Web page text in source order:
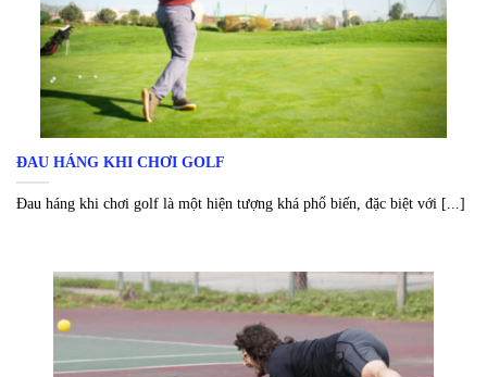
ĐAU HÁNG KHI CHƠI GOLF
Đau háng khi chơi golf là một hiện tượng khá phổ biến, đặc biệt với [...]